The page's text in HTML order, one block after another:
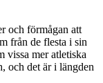
och förmågan att
från de flesta i sin
vissa mer atletiska
och det är i längden